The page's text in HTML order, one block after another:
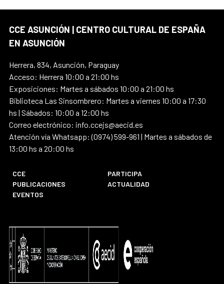
CCE ASUNCIÓN | CENTRO CULTURAL DE ESPAÑA
EN ASUNCIÓN
Herrera, 834, Asunción, Paraguay
Acceso: Herrera 10:00 a 21:00 hs
Exposiciones: Martes a sábados 10:00 a 21:00 hs
Biblioteca Las Sinsombrero: Martes a viernes 10:00 a 17:30
hs | Sábados: 10:00 a 12:00 hs
Correo electrónico: info.ccejs@aecid.es
Atención vía Whatsapp: (0974) 599-961 | Martes a sábados de
13:00 hs a 20:00 hs
CCE
PARTICIPA
PUBLICACIONES
ACTUALIDAD
EVENTOS